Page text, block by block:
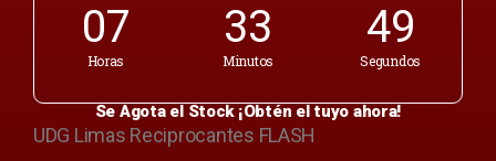
07
Horas
33
Minutos
49
Segundos
Se Agota el Stock ¡Obtén el tuyo ahora!
UDG Limas Reciprocantes FLASH